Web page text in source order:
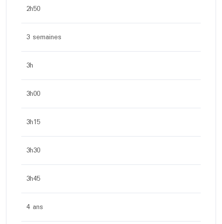
2h50
3 semaines
3h
3h00
3h15
3h30
3h45
4 ans